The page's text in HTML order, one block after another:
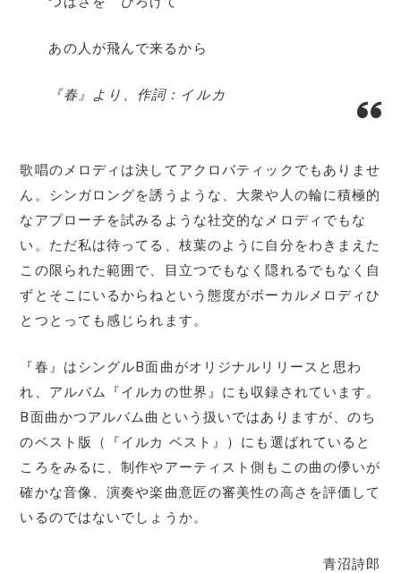
あの人が飛んで来るから
『春』より、作詞：イルカ
歌唱のメロディは決してアクロバティックでもありませ
ん。シンガロングを誘うような、大衆や人の輪に積極的
なアプローチを試みるような社交的なメロディでもな
い。ただ私は待ってる、枝葉のように自分をわきまえた
この限られた範囲で、目立つでもなく隠れるでもなく自
ずとそこにいるからねという態度がボーカルメロディひ
とつとっても感じられます。
『春』はシングルB面曲がオリジナルリリースと思わ
れ、アルバム『イルカの世界』にも収録されています。
B面曲かつアルバム曲という扱いではありますが、のち
のベスト版（『イルカ ベスト』）にも選ばれていると
ころをみるに、制作やアーティスト側もこの曲の儚いが
確かな音像、演奏や楽曲意匠の審美性の高さを評価して
いるのではないでしょうか。
青沼詩郎